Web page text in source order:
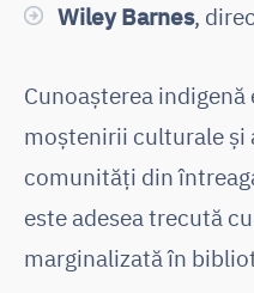
Wiley Barnes,
Cunoașterea
moștenirii culturale
comunități din
este adesea trecută
marginalizată în